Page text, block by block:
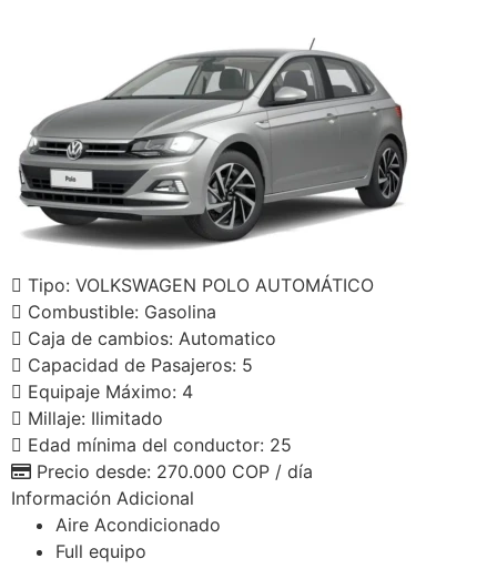
Tipo: VOLKSWAGEN POLO AUTOMÁTICO
Combustible: Gasolina
Caja de cambios: Automatico
Capacidad de Pasajeros: 5
Equipaje Máximo: 4
Millaje: Ilimitado
Edad mínima del conductor: 25
Precio desde: 270.000 COP / día
Información Adicional
Aire Acondicionado
Full equipo